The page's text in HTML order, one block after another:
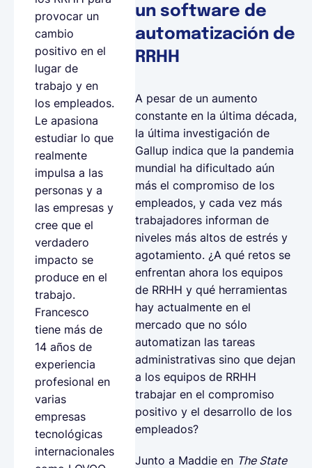
provocar un
cambio
positivo en el
lugar de
trabajo y en
los empleados.
Le apasiona
estudiar lo que
realmente
impulsa a las
personas y a
las empresas y
cree que el
verdadero
impacto se
produce en el
trabajo.
Francesco
tiene más de
14 años de
experiencia
profesional en
varias
empresas
tecnológicas
internacionales
un software de
automatización de
RRHH
A pesar de un aumento
constante en la última década,
la última investigación de
Gallup indica que la pandemia
mundial ha dificultado aún
más el compromiso de los
empleados, y cada vez más
trabajadores informan de
niveles más altos de estrés y
agotamiento. ¿A qué retos se
enfrentan ahora los equipos
de RRHH y qué herramientas
hay actualmente en el
mercado que no sólo
automatizan las tareas
administrativas sino que dejan
a los equipos de RRHH
trabajar en el compromiso
positivo y el desarrollo de los
empleados?
Junto a Maddie en The State